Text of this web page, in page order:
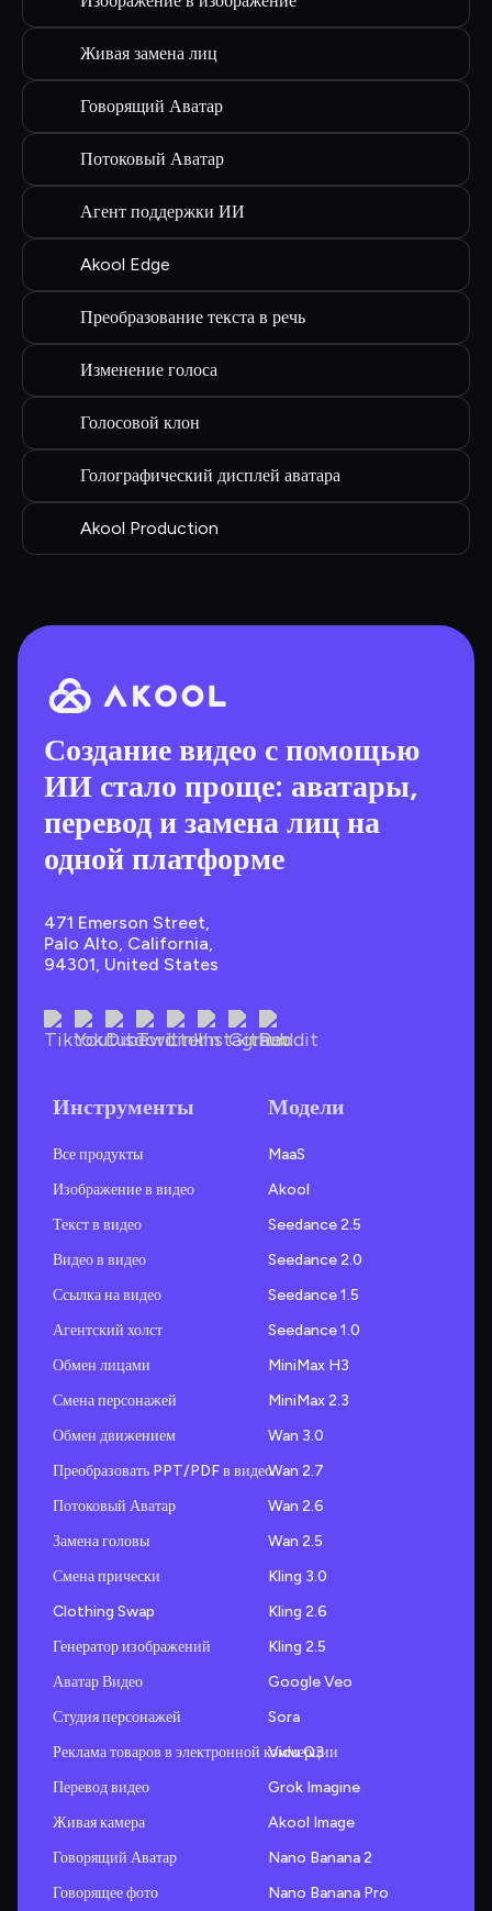
Живая замена лиц
Говорящий Аватар
Потоковый Аватар
Агент поддержки ИИ
Akool Edge
Преобразование текста в речь
Изменение голоса
Голосовой клон
Голографический дисплей аватара
Akool Production
Создание видео с помощью
ИИ стало проще: аватары,
перевод и замена лиц на
одной платформе
471 Emerson Street,
Palo Alto, California,
94301, United States
Инструменты
Все продукты
Изображение в видео
Текст в видео
Видео в видео
Ссылка на видео
Агентский холст
Обмен лицами
Смена персонажей
Обмен движением
Преобразовать PPT/PDF в видео.
Потоковый Аватар
Замена головы
Смена прически
Clothing Swap
Генератор изображений
Аватар Видео
Студия персонажей
Реклама товаров в электронной коммерции
Перевод видео
Живая камера
Говорящий Аватар
Говорящее фото
Модели
MaaS
Akool
Seedance 2.5
Seedance 2.0
Seedance 1.5
Seedance 1.0
MiniMax H3
MiniMax 2.3
Wan 3.0
Wan 2.7
Wan 2.6
Wan 2.5
Kling 3.0
Kling 2.6
Kling 2.5
Google Veo
Sora
Vidu Q3
Grok Imagine
Akool Image
Nano Banana 2
Nano Banana Pro